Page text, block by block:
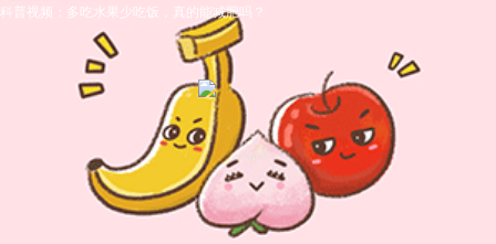
科普视频：多吃水果少吃饭，真的能减肥吗？